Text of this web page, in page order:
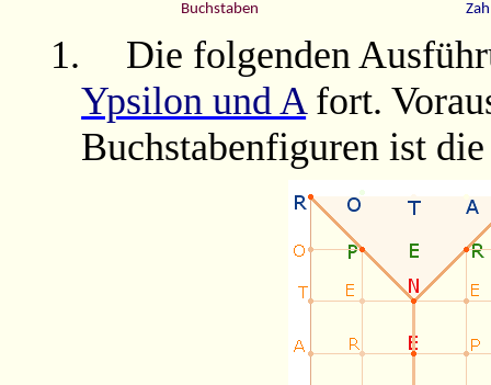
Buchstaben
1.
Die folgenden
Ypsilon und Afort.
Buchstabenfiguren ist